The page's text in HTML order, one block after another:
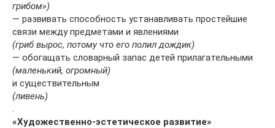
грибом»)
— развивать способность устанавливать простейшие
связи между предметами и явлениями
(гриб вырос, потому что его полил дождик)
— обогащать словарный запас детей прилагательными
(маленький, огромный)
и существительным
(ливень)
.
«Художественно-эстетическое развитие»